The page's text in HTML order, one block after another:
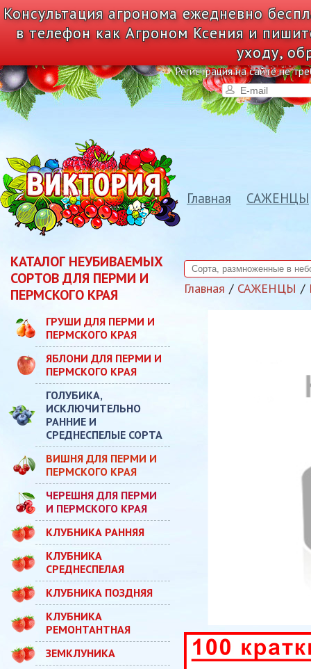
Консультация агронома ежедневно
в телефон как Агроном Ксения и
уходу,
Регистрация на сайте не
Главная САЖЕНЦЫ
КАТАЛОГ НЕУБИВАЕМЫХ
СОРТОВ ДЛЯ ПЕРМИ И
ПЕРМСКОГО КРАЯ
ГРУШИ ДЛЯ ПЕРМИ И
ПЕРМСКОГО КРАЯ
ЯБЛОНИ ДЛЯ ПЕРМИ И
ПЕРМСКОГО КРАЯ
ГОЛУБИКА,
ИСКЛЮЧИТЕЛЬНО
РАННИЕ И
СРЕДНЕСПЕЛЫЕ СОРТА
ВИШНЯ ДЛЯ ПЕРМИ И
ПЕРМСКОГО КРАЯ
ЧЕРЕШНЯ ДЛЯ ПЕРМИ
И ПЕРМСКОГО КРАЯ
КЛУБНИКА РАННЯЯ
КЛУБНИКА
СРЕДНЕСПЕЛАЯ
КЛУБНИКА ПОЗДНЯЯ
КЛУБНИКА
РЕМОНТАНТНАЯ
ЗЕМКЛУНИКА
Главная САЖЕНЦЫ